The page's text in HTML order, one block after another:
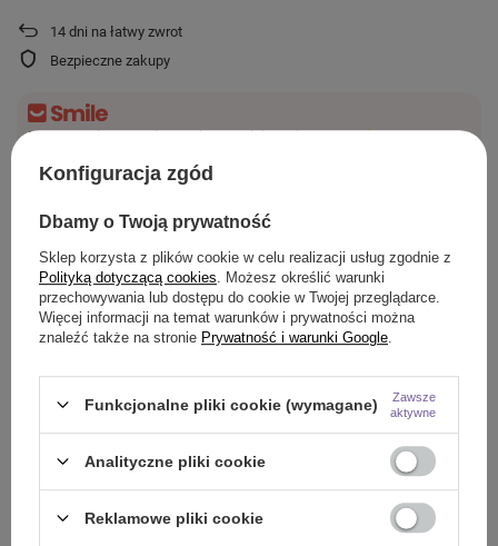
14 dni na łatwy zwrot
Bezpieczne zakupy
Darmowa dostawa do paczkomatu lub punktu
Więcej informacji
Smile - dostawy ze sklepów internetowych przy zamówieniu od
SZCZEGÓŁOWE INFORMACJE
OPINIE
Konfiguracja zgód
Dbamy o Twoją prywatność
Sklep korzysta z plików cookie w celu realizacji usług zgodnie z
Polityką dotyczącą cookies . Możesz określić warunki
przechowywania lub dostępu do cookie w Twojej przeglądarce.
Więcej informacji na temat warunków i prywatności można
znaleźć także na stronie Prywatność i warunki Google
Funkcjonalne pliki cookie (wymagane)
Zawsze
aktywne
Analityczne pliki cookie
Reklamowe pliki cookie